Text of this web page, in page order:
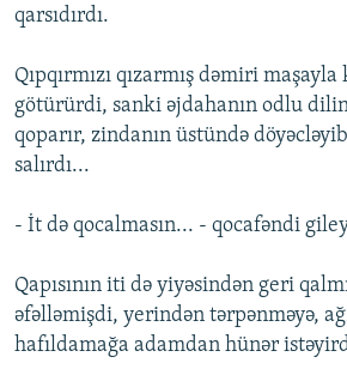
qarsıdırdı.
Qıpqırmızı qızarmış dəmiri
götürürdi, sanki əjdahanın odlu
qoparır, zindanın üstündə
salırdı...
- İt də qocalmasın... - qocafəndi
Qapısının iti də yiyəsindən geri
əfəlləmişdi, yerindən tərpənməyə,
hafıldamağa adamdan hünər